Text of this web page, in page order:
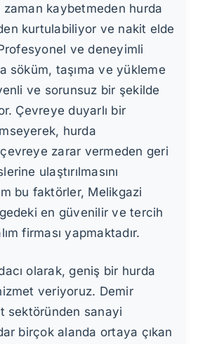
kaybetmeden hurda
kurtulabiliyor ve nakit elde
ve deneyimli
söküm, taşıma ve yükleme
ve sorunsuz bir şekilde
Çevreye duyarlı bir
hurda
zarar vermeden geri
ulaştırılmasını
bu faktörler, Melikgazi
en güvenilir ve tercih
firması yapmaktadır.
olarak, geniş bir hurda
veriyoruz. Demir
sektöründen sanayi
birçok alanda ortaya çıkan